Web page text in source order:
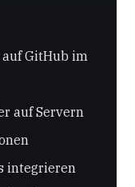
auf GitHub im
auf Servern
integrieren